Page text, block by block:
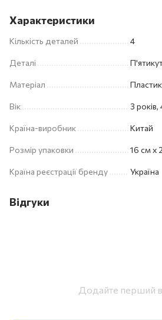
Характеристики
Кількість деталей 4
Деталі
Матеріал
Вік 3 років,
Країна-виробник Китай
Розмір упаковки 16 см х
Країна реєстрації бренду Україна
Відгуки
Додайте перший